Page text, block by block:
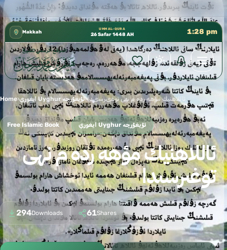
كتب الشيخ هيثم سرحان حفظه الله متوفرة مجانًا في ✦
Makkah
UMM AL-QURA
26 Safar 1448 AH 1:28 pm
Home› ايغوري Uyghur ئۇيغۇرچە›ئاللاهنيك مؤهه رده م نهى توغىرسىدا
Free Islamic Book ايغوري Uyghur ئۇيغۇرچە
ئاللاهنيك مؤهه رده م نهى
توغىرسىدا
294Downloads 61Shares